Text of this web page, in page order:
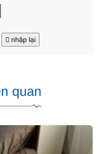
nhập lại
quan